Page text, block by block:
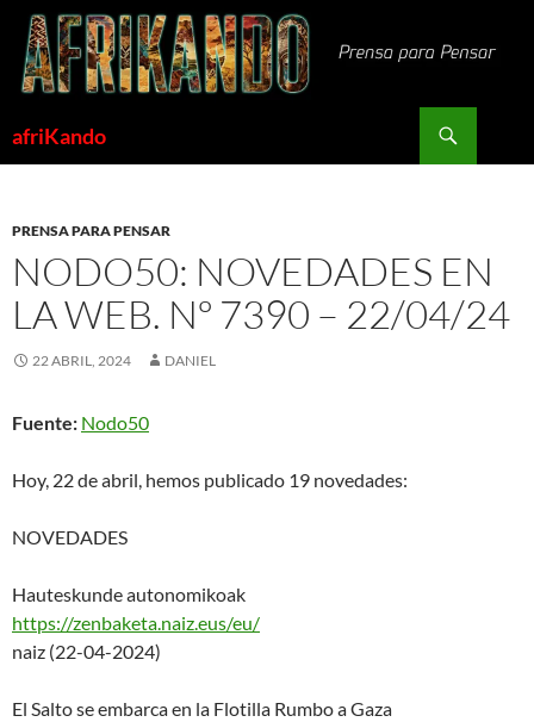
Saltar
contenido
afriKando
PRENSA PARA PENSAR
NODO50: NOVEDADES EN
LA WEB. Nº 7390 – 22/04/24
22 ABRIL, 2024 DANIEL
Fuente: Nodo50
Hoy, 22 de abril, hemos publicado 19 novedades:
NOVEDADES
Hauteskunde autonomikoak
https://zenbaketa.naiz.eus/eu/
naiz (22-04-2024)
El Salto se embarca en la Flotilla Rumbo a Gaza